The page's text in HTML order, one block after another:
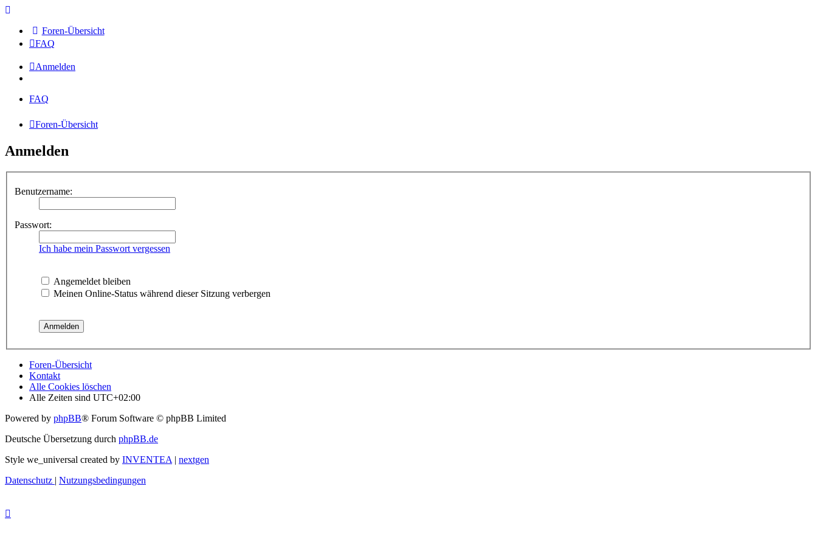
Foren-Übersicht
FAQ
Anmelden
FAQ
Foren-Übersicht
Anmelden
Benutzername:
Passwort:
Ich habe mein Passwort vergessen
Angemeldet bleiben
Meinen Online-Status während dieser Sitzung verbergen
Foren-Übersicht
Kontakt
Alle Cookies löschen
Alle Zeiten sind UTC+02:00
Powered by phpBB® Forum Software © phpBB Limited
Deutsche Übersetzung durch phpBB.de
Style we_universal created by INVENTEA | nextgen
Datenschutz | Nutzungsbedingungen